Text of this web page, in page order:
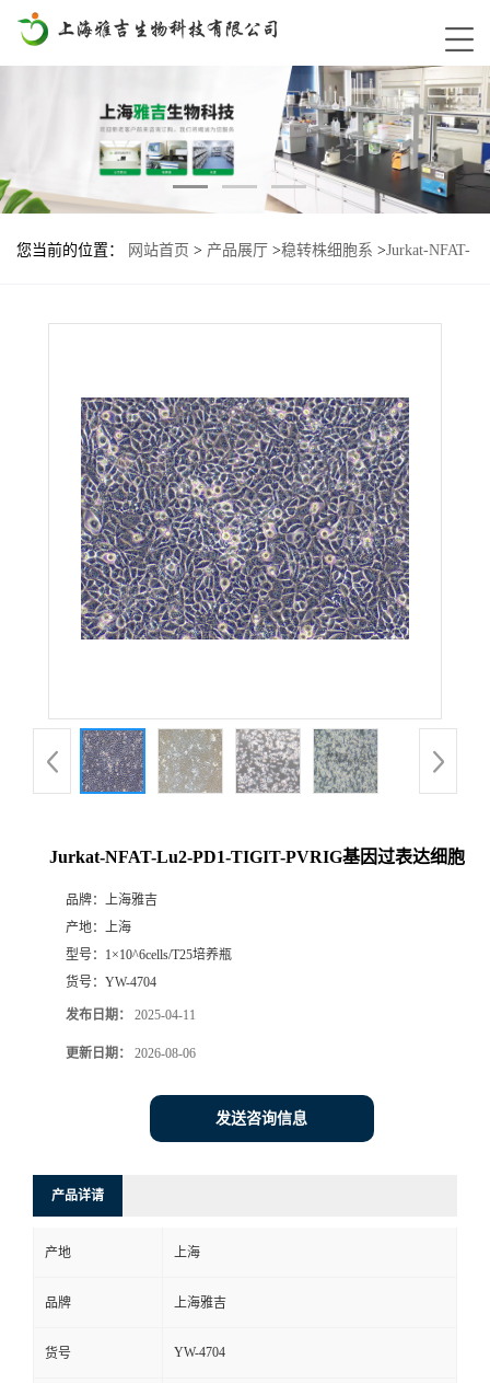
您当前的位置： 网站首页 > 产品展厅 >稳转株细胞系 >Jurkat-NFAT-
Jurkat-NFAT-Lu2-PD1-TIGIT-PVRIG基因过表达细胞
品牌： 上海雅吉
产地： 上海
型号： 1×10^6cells/T25培养瓶
货号： YW-4704
发布日期： 2025-04-11
更新日期： 2026-08-06
发送咨询信息
产品详请
产地 上海
品牌 上海雅吉
货号 YW-4704